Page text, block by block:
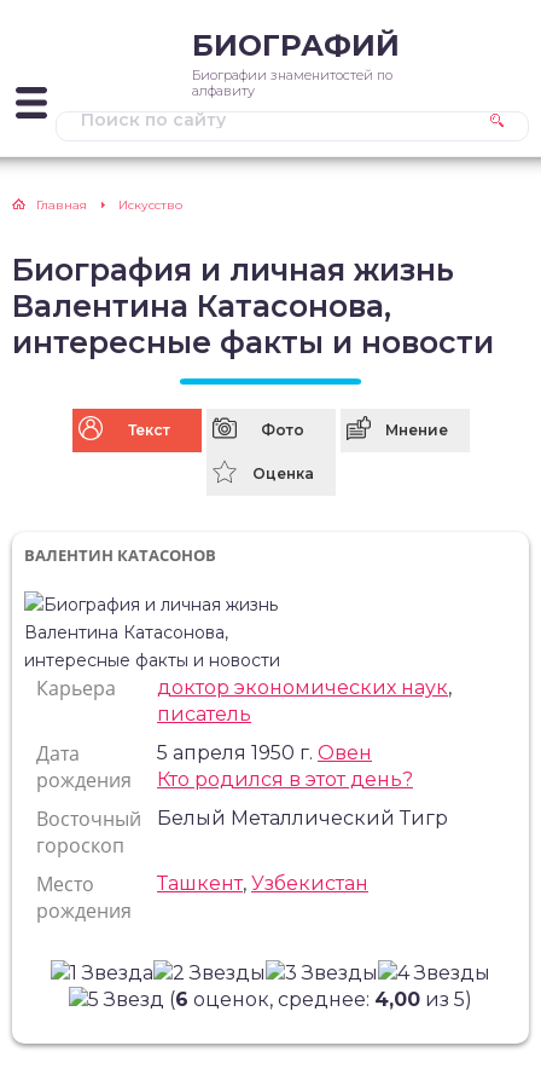
БИОГРАФИЙ
Биографии знаменитостей по
алфавиту
Главная Искусство
Биография и личная жизнь
Валентина Катасонова,
интересные факты и новости
Текст Фото Мнение
Оценка
ВАЛЕНТИН КАТАСОНОВ
Карьера доктор экономических наук,
писатель
Дата
рождения
5 апреля 1950 г. Овен
Кто родился в этот день?
Восточный
гороскоп
Белый Металлический Тигр
Место
рождения
Ташкент, Узбекистан
(6 оценок, среднее: 4,00 из 5)